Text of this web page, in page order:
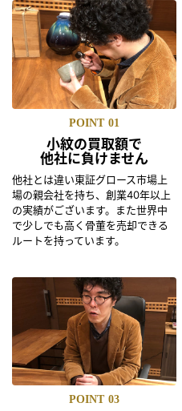
POINT 01
小紋の買取額で
他社に負けません
他社とは違い東証グロース市場上
場の親会社を持ち、創業40年以上
の実績がございます。また世界中
で少しでも高く骨董を売却できる
ルートを持っています。
POINT 03